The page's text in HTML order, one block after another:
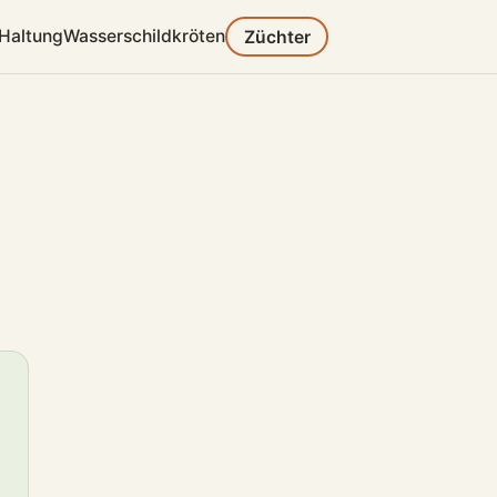
Wasserschildkröten Züchter